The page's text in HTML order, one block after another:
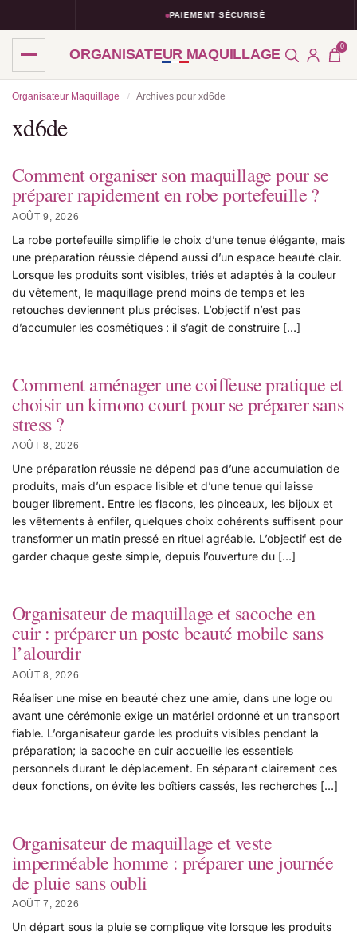
PAIEMENT SÉCURISÉ
ORGANISATEUR MAQUILLAGE 0
Organisateur Maquillage / Archives pour xd6de
xd6de
Comment organiser son maquillage pour se
préparer rapidement en robe portefeuille ?
AOÛT 9, 2026
La robe portefeuille simplifie le choix d’une tenue élégante, mais
une préparation réussie dépend aussi d’un espace beauté clair.
Lorsque les produits sont visibles, triés et adaptés à la couleur
du vêtement, le maquillage prend moins de temps et les
retouches deviennent plus précises. L’objectif n’est pas
d’accumuler les cosmétiques : il s’agit de construire […]
Comment aménager une coiffeuse pratique et
choisir un kimono court pour se préparer sans
stress ?
AOÛT 8, 2026
Une préparation réussie ne dépend pas d’une accumulation de
produits, mais d’un espace lisible et d’une tenue qui laisse
bouger librement. Entre les flacons, les pinceaux, les bijoux et
les vêtements à enfiler, quelques choix cohérents suffisent pour
transformer un matin pressé en rituel agréable. L’objectif est de
garder chaque geste simple, depuis l’ouverture du […]
Organisateur de maquillage et sacoche en
cuir : préparer un poste beauté mobile sans
l’alourdir
AOÛT 8, 2026
Réaliser une mise en beauté chez une amie, dans une loge ou
avant une cérémonie exige un matériel ordonné et un transport
fiable. L’organisateur garde les produits visibles pendant la
préparation; la sacoche en cuir accueille les essentiels
personnels durant le déplacement. En séparant clairement ces
deux fonctions, on évite les boîtiers cassés, les recherches […]
Organisateur de maquillage et veste
imperméable homme : préparer une journée
de pluie sans oubli
AOÛT 7, 2026
Un départ sous la pluie se complique vite lorsque les produits